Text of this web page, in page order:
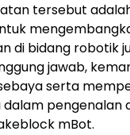
tersebut
di bidang robotik
jawab,
serta
dalam
mBot.